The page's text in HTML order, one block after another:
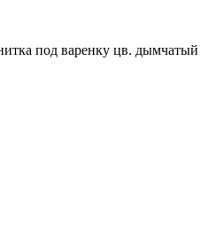
под варенку цв. дымчатый